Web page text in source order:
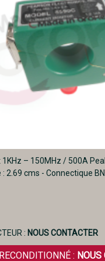
1KHz – 150MHz / 500A
2.69 cms - Connectique
: NOUS CONTACTER
: NOUS